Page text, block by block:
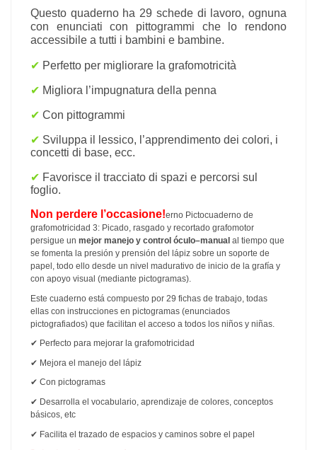
Questo quaderno ha 29 schede di lavoro, ognuna
con enunciati con pittogrammi che lo rendono
accessibile a tutti i bambini e bambine.
✔ Perfetto per migliorare la grafomotricità
✔ Migliora l’impugnatura della penna
✔ Con pittogrammi
✔ Sviluppa il lessico, l’apprendimento dei colori, i
concetti di base, ecc.
✔ Favorisce il tracciato di spazi e percorsi sul
foglio.
Non perdere l’occasione!erno Pictocuaderno de
grafomotricidad 3: Picado, rasgado y recortado grafomotor
persigue un mejor manejo y control óculo–manual al tiempo que
se fomenta la presión y prensión del lápiz sobre un soporte de
papel, todo ello desde un nivel madurativo de inicio de la grafía y
con apoyo visual (mediante pictogramas).
Este cuaderno está compuesto por 29 fichas de trabajo, todas
ellas con instrucciones en pictogramas (enunciados
pictografiados) que facilitan el acceso a todos los niños y niñas.
✔ Perfecto para mejorar la grafomotricidad
✔ Mejora el manejo del lápiz
✔ Con pictogramas
✔ Desarrolla el vocabulario, aprendizaje de colores, conceptos
básicos, etc
✔ Facilita el trazado de espacios y caminos sobre el papel